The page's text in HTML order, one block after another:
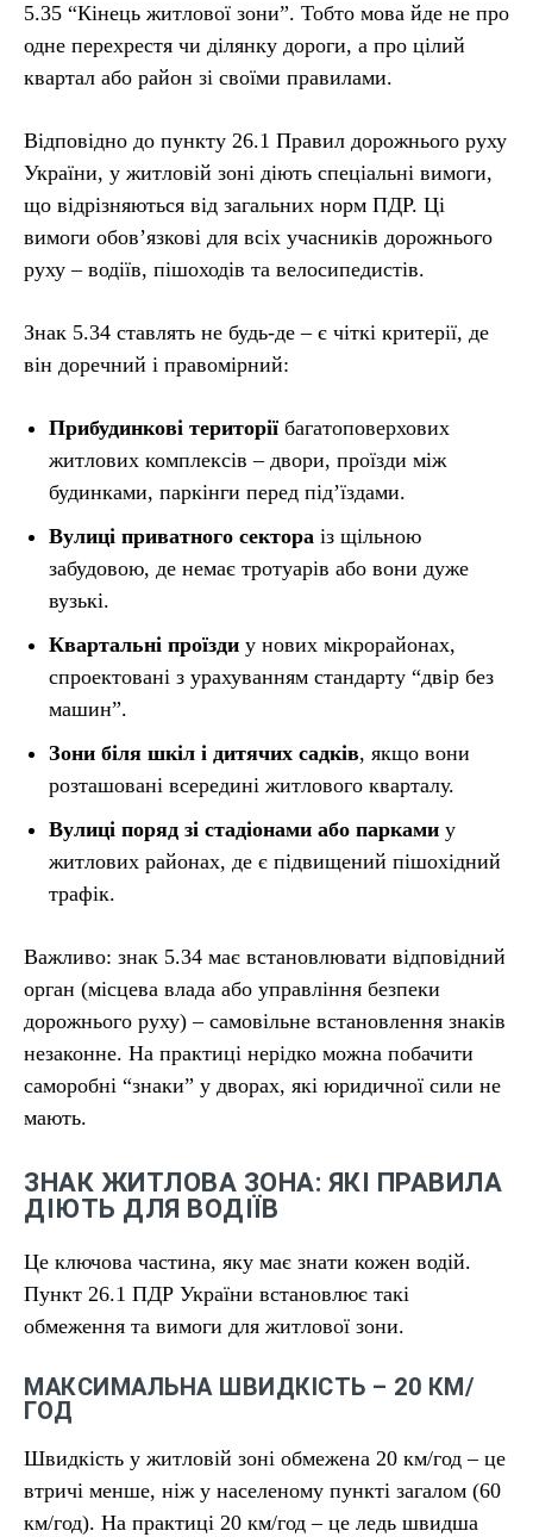
5.35 “Кінець житлової зони”. Тобто мова йде не про
одне перехрестя чи ділянку дороги, а про цілий
квартал або район зі своїми правилами.
Відповідно до пункту 26.1 Правил дорожнього руху
України, у житловій зоні діють спеціальні вимоги,
що відрізняються від загальних норм ПДР. Ці
вимоги обов’язкові для всіх учасників дорожнього
руху – водіїв, пішоходів та велосипедистів.
Знак 5.34 ставлять не будь-де – є чіткі критерії, де
він доречний і правомірний:
Прибудинкові території багатоповерхових
житлових комплексів – двори, проїзди між
будинками, паркінги перед під’їздами.
Вулиці приватного сектора із щільною
забудовою, де немає тротуарів або вони дуже
вузькі.
Квартальні проїзди у нових мікрорайонах,
спроектовані з урахуванням стандарту “двір без
машин”.
Зони біля шкіл і дитячих садків, якщо вони
розташовані всередині житлового кварталу.
Вулиці поряд зі стадіонами або парками у
житлових районах, де є підвищений пішохідний
трафік.
Важливо: знак 5.34 має встановлювати відповідний
орган (місцева влада або управління безпеки
дорожнього руху) – самовільне встановлення знаків
незаконне. На практиці нерідко можна побачити
саморобні “знаки” у дворах, які юридичної сили не
мають.
ЗНАК ЖИТЛОВА ЗОНА: ЯКІ ПРАВИЛА
ДІЮТЬ ДЛЯ ВОДІЇВ
Це ключова частина, яку має знати кожен водій.
Пункт 26.1 ПДР України встановлює такі
обмеження та вимоги для житлової зони.
МАКСИМАЛЬНА ШВИДКІСТЬ – 20 КМ/
ГОД
Швидкість у житловій зоні обмежена 20 км/год – це
втричі менше, ніж у населеному пункті загалом (60
км/год). На практиці 20 км/год – це ледь швидша